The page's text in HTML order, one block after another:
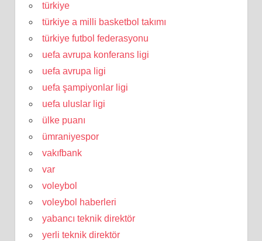
türkiye
türkiye a milli basketbol takımı
türkiye futbol federasyonu
uefa avrupa konferans ligi
uefa avrupa ligi
uefa şampiyonlar ligi
uefa uluslar ligi
ülke puanı
ümraniyespor
vakıfbank
var
voleybol
voleybol haberleri
yabancı teknik direktör
yerli teknik direktör